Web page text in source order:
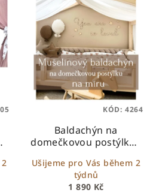
Baldachýn na
domečkovou postýlku -
1 890 Kč
Ušijeme pro Vás během 2
týdnů
KÓD: 4264